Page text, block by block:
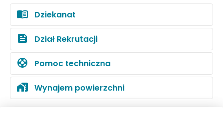
Dziekanat
Dział Rekrutacji
Pomoc techniczna
Wynajem powierzchni